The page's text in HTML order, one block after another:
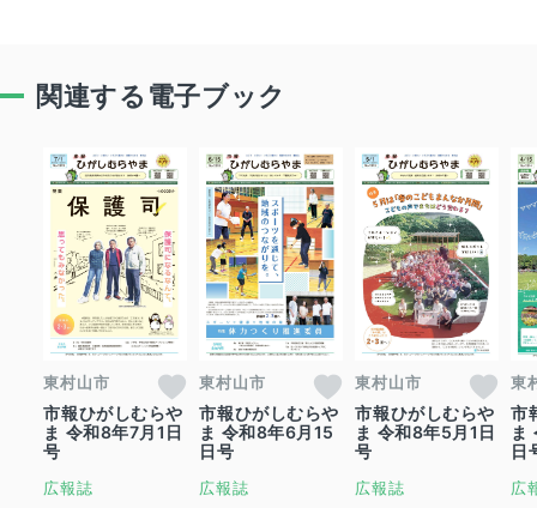
関連する電子ブック
東村山市
市報ひがしむらや
ま 令和8年7月1日
号
広報誌
東村山市
市報ひがしむらや
ま 令和8年6月15
日号
広報誌
東村山市
市報ひがしむらや
ま 令和8年5月1日
号
広報誌
東
市
ま
日
広